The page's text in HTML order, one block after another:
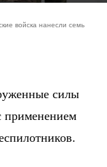
войска нанесли семь
силы
применением